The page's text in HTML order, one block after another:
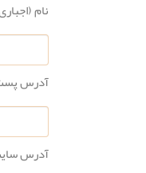
نام
آدرس پست
آدرس